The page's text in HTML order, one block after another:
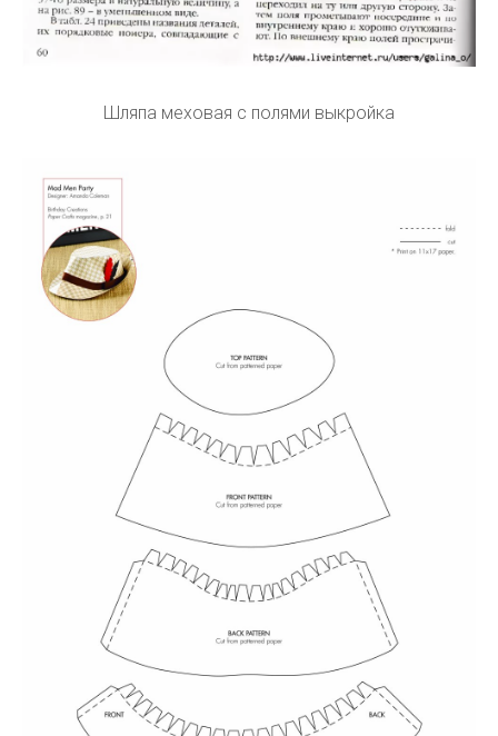
Шляпа меховая с полями выкройка